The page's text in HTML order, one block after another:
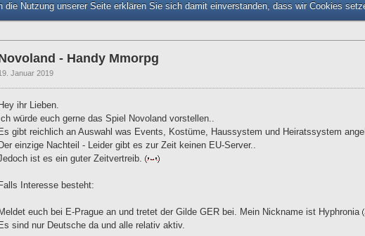
die Nutzung unserer Seite erklären Sie sich damit einverstanden, dass wir Cookies
- Handy Mmorpg
Januar 2019
Hey ihr Lieben.
Ich würde euch gerne das Spiel Novoland vorstellen..
Es gibt reichlich an Auswahl was Events, Kostüme, Haussystem und Heiratssystem
Der einzige Nachteil - Leider gibt es zur Zeit keinen EU-Server..
ist es ein guter Zeitvertreib.
Falls Interesse besteht:
Meldet euch bei E-Prague an und tretet der Gilde GER bei. Mein Nickname ist Hyphronia
Es sind nur Deutsche da und alle relativ aktiv.